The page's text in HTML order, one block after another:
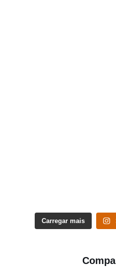
Carregar mais